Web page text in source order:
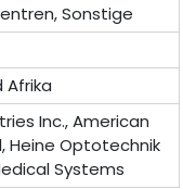
Sonstige
Afrika
Inc., American
Heine Optotechnik
Systems